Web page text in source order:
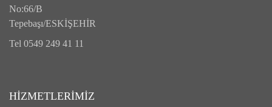
No:66/B
Tepebaşı/ESKİŞEHİR
Tel 0549 249 41 11
HİZMETLERİMİZ